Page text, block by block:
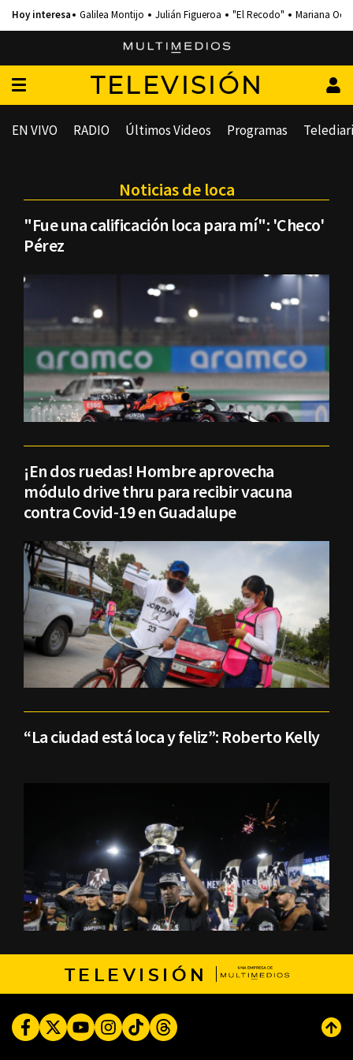
Galilea Montijo Julián Figueroa "El Recodo" Mariana
TELEVISIÓN
EN VIVO RADIO Últimos Videos Programas
Noticias de loca
"Fue una calificación loca para mí": 'Checo'
Pérez
¡En dos ruedas! Hombre aprovecha
módulo drive thru para recibir vacuna
contra Covid-19 en Guadalupe
“La ciudad está loca y feliz”: Roberto Kelly
TELEVISIÓN
FacebookTwitterYoutubeInstagram
TikTokThreads